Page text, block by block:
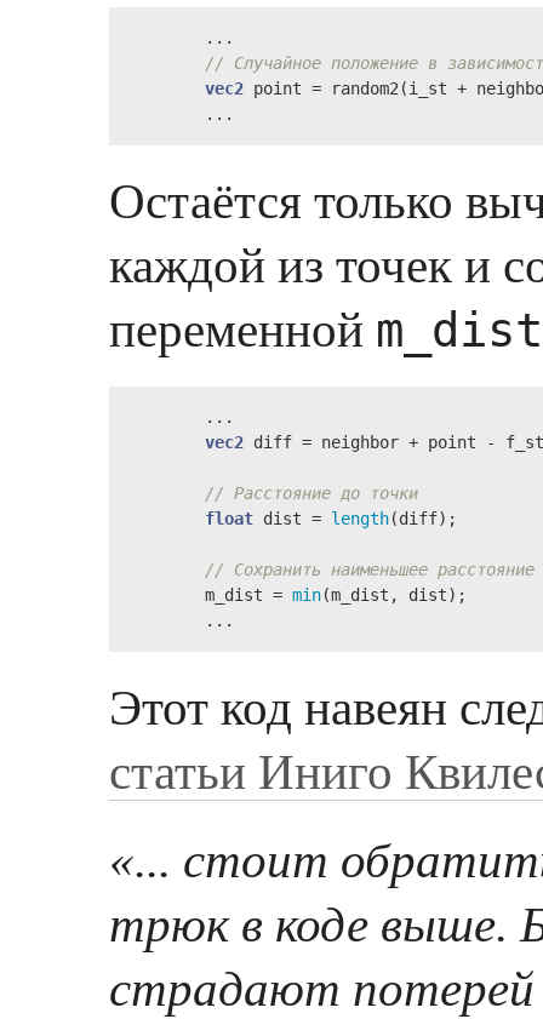
        ...
// Случайное положение в
vec2 point = random2(i_st +
        ...
Остаётся только
каждой из точек и
переменной m_dist
        ...
vec2 diff = neighbor + point -
// Расстояние до точки
float dist = length(diff);
// Сохранить наименьшее расстояние
        m_dist =
min(m_dist, dist);
        ...
Этот код навеян
статьи Иниго
«... стоит
трюк в коде выше.
страдают